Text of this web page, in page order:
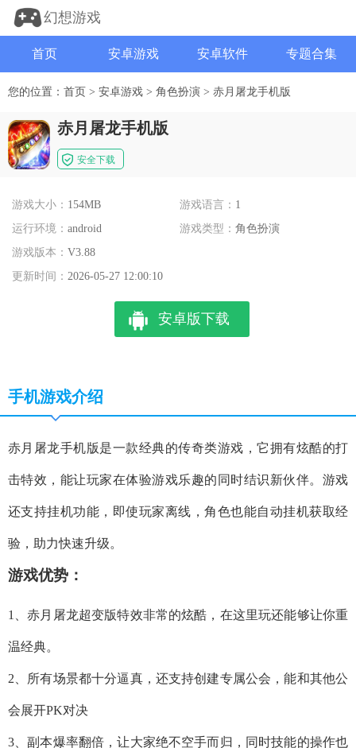
幻想游戏
首页 安卓游戏 安卓软件 专题合集
您的位置： 首页 > 安卓游戏 > 角色扮演 > 赤月屠龙手机版
赤月屠龙手机版
安全下载
游戏大小： 154MB 游戏语言： 1
运行环境： android 游戏类型：角色扮演
游戏版本： V3.88
更新时间： 2026-05-27 12:00:10
安卓版下载
手机游戏介绍
赤月屠龙手机版是一款经典的传奇类游戏，它拥有炫酷的打
击特效，能让玩家在体验游戏乐趣的同时结识新伙伴。游戏
还支持挂机功能，即使玩家离线，角色也能自动挂机获取经
验，助力快速升级。
游戏优势：
1、赤月屠龙超变版特效非常的炫酷，在这里玩还能够让你重
温经典。
2、所有场景都十分逼真，还支持创建专属公会，能和其他公
会展开PK对决
3、副本爆率翻倍，让大家绝不空手而归，同时技能的操作也